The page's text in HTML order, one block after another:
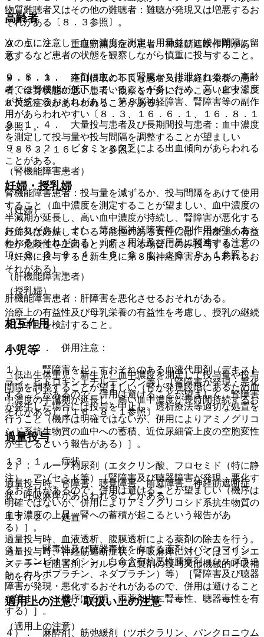
高齢者
次の点に注意し、血中濃度を測定し用量並びに投与間隔に留
意するなど患者の状態を観察しながら慎重に投与すること。
９．８．１． 本剤は主として腎臓から排泄されるが、高齢
者では腎機能が低下していることが多いため、高い血中濃度
が持続するおそれがあり、第８脳神経障害、腎障害等の副作
用があらわれやすい〔８．３、１６．６．１、１６．８．１
参照〕。
９．８．２． ビタミンＫ欠乏による出血傾向があらわれる
ことがある。
妊婦・授乳婦
（妊婦）
妊婦又は妊娠している可能性のある女性には、治療上の有益
性が危険性を上回ると判断される場合にのみ投与すること
（妊婦に投与すると新生児に第８脳神経障害があらわれるお
それがある）。
（授乳婦）
治療上の有益性及び母乳栄養の有益性を考慮し、授乳の継続
又は中止を検討すること。
小児等
〈低出生体重児、新生児〉血中濃度を測定して投与量や投与
間隔を調整することが望ましい（腎が発達段階にあるため血
中濃度の半減期が延長し、高い血中濃度が長時間持続するお
それがある）〔１６．８．１参照〕。
過量投与
１３．１． 症状
過量投与時、腎障害、聴覚障害、前庭障害、神経筋遮断症
状、呼吸麻痺があらわれることがある。
１３．２． 処置
過量投与時、血液透析、腹膜透析による薬剤の除去を行う。
過量投与時、神経筋遮断症状、呼吸麻痺に対してはコリンエ
ステラーゼ阻害剤、カルシウム製剤の投与又は機械的呼吸補
助を行う。
適用上の注意、取扱い上の注意
（適用上の注意）
物質難聴者又はその他の難聴者：難聴が発現又は増悪するお
それがある〔８．３参照〕。
９．１．２． 重症筋無力症の患者：神経筋遮断作用があ
る。
９．１．３． 経口摂取の不良な患者又は非経口栄養の患
者、全身状態の悪い患者：観察を十分に行うこと（ビタミン
Ｋ欠乏症状があらわれることがある）。
９．１．４． 大量投与患者及び長期間投与患者：血中濃度
を測定して投与量や投与間隔を調整することが望ましい
〔８．３、１６．８．１参照〕。
（腎機能障害患者）
腎機能障害患者：投与量を減ずるか、投与間隔をあけて使用
すること（血中濃度を測定することが望ましい、血中濃度の
半減期が延長し、高い血中濃度が持続し、腎障害が悪化する
おそれがあり、また、第８脳神経障害等の副作用が強くあら
われるおそれがある）〔７．用法及び用量に関連する注意の
項、８．３、８．４、１６．６．１、１６．８．１参照〕。
（肝機能障害患者）
肝機能障害患者：肝障害を悪化させるおそれがある。
相互作用
１０．２． 併用注意：
１）． 腎障害を起こすおそれのある血液代用剤（デキスト
ラン、ヒドロキシエチルデンプン等）［腎障害が発現・悪化
することがあるので、併用は避けることが望ましく、腎障害
が発生した場合には投与を中止し、透析療法等適切な処置を
行うこと（機序は明確ではないが、併用によりアミノグリコ
シド系抗生物質の血中への蓄積、近位尿細管上皮の空胞変性
が生じるという報告がある）］。
２）． ループ利尿剤（エタクリン酸、フロセミド（特に静
注）、アゾセミド等）［腎障害及び聴器障害が発現・悪化す
るおそれがあるので、併用は避けることが望ましい（機序は
明確ではないが、併用によりアミノグリコシド系抗生物質の
血中濃度の上昇、腎への蓄積が起こるという報告があ
る）］。
３）． 腎毒性及び聴器毒性を有する薬剤（バンコマイシ
ン、エンビオマイシン、白金含有抗悪性腫瘍剤（シスプラチ
ン、カルボプラチン、ネダプラチン）等）［腎障害及び聴器
障害が発現・悪化するおそれがあるので、併用は避けること
が望ましい（機序は不明、両薬剤共に腎毒性、聴器毒性を有
する）］。
４）． 麻酔剤、筋弛緩剤（ツボクラリン、パンクロニウム